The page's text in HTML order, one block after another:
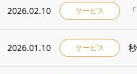
2026.02.10 サービス
2026.01.10 サービス